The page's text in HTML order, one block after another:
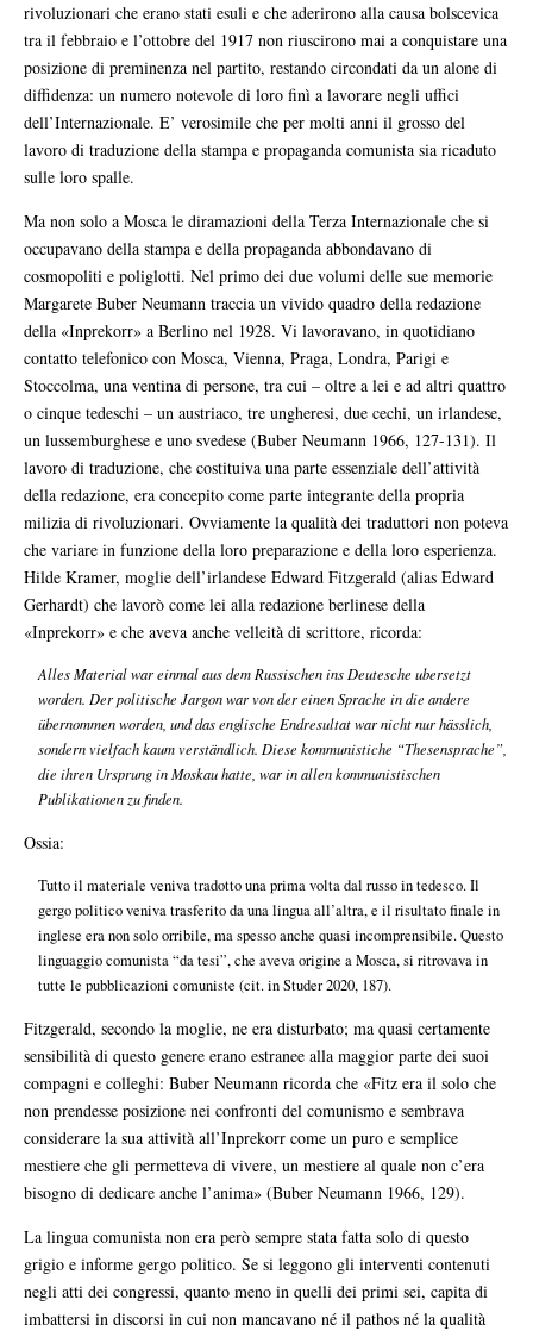
rivoluzionari che erano stati esuli e che aderirono alla causa bolscevica
tra il febbraio e l’ottobre del 1917 non riuscirono mai a conquistare una
posizione di preminenza nel partito, restando circondati da un alone di
diffidenza: un numero notevole di loro finì a lavorare negli uffici
dell’Internazionale. E’ verosimile che per molti anni il grosso del
lavoro di traduzione della stampa e propaganda comunista sia ricaduto
sulle loro spalle.
Ma non solo a Mosca le diramazioni della Terza Internazionale che si
occupavano della stampa e della propaganda abbondavano di
cosmopoliti e poliglotti. Nel primo dei due volumi delle sue memorie
Margarete Buber Neumann traccia un vivido quadro della redazione
della «Inprekorr» a Berlino nel 1928. Vi lavoravano, in quotidiano
contatto telefonico con Mosca, Vienna, Praga, Londra, Parigi e
Stoccolma, una ventina di persone, tra cui – oltre a lei e ad altri quattro
o cinque tedeschi – un austriaco, tre ungheresi, due cechi, un irlandese,
un lussemburghese e uno svedese (Buber Neumann 1966, 127-131). Il
lavoro di traduzione, che costituiva una parte essenziale dell’attività
della redazione, era concepito come parte integrante della propria
milizia di rivoluzionari. Ovviamente la qualità dei traduttori non poteva
che variare in funzione della loro preparazione e della loro esperienza.
Hilde Kramer, moglie dell’irlandese Edward Fitzgerald (alias Edward
Gerhardt) che lavorò come lei alla redazione berlinese della
«Inprekorr» e che aveva anche velleità di scrittore, ricorda:
Alles Material war einmal aus dem Russischen ins Deutesche ubersetzt
worden. Der politische Jargon war von der einen Sprache in die andere
übernommen worden, und das englische Endresultat war nicht nur hässlich,
sondern vielfach kaum verständlich. Diese kommunistiche “Thesensprache”,
die ihren Ursprung in Moskau hatte, war in allen kommunistischen
Publikationen zu finden.
Ossia:
Tutto il materiale veniva tradotto una prima volta dal russo in tedesco. Il
gergo politico veniva trasferito da una lingua all’altra, e il risultato finale in
inglese era non solo orribile, ma spesso anche quasi incomprensibile. Questo
linguaggio comunista “da tesi”, che aveva origine a Mosca, si ritrovava in
tutte le pubblicazioni comuniste (cit. in Studer 2020, 187).
Fitzgerald, secondo la moglie, ne era disturbato; ma quasi certamente
sensibilità di questo genere erano estranee alla maggior parte dei suoi
compagni e colleghi: Buber Neumann ricorda che «Fitz era il solo che
non prendesse posizione nei confronti del comunismo e sembrava
considerare la sua attività all’Inprekorr come un puro e semplice
mestiere che gli permetteva di vivere, un mestiere al quale non c’era
bisogno di dedicare anche l’anima» (Buber Neumann 1966, 129).
La lingua comunista non era però sempre stata fatta solo di questo
grigio e informe gergo politico. Se si leggono gli interventi contenuti
negli atti dei congressi, quanto meno in quelli dei primi sei, capita di
imbattersi in discorsi in cui non mancavano né il pathos né la qualità